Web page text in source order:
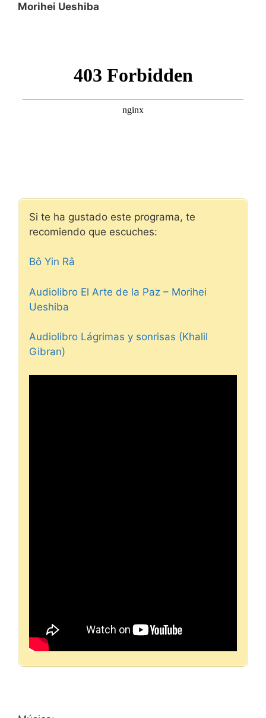
Morihei Ueshiba
Si te ha gustado este programa, te
recomiendo que escuches:
Bô Yin Râ
Audiolibro El Arte de la Paz – Morihei
Ueshiba
Audiolibro Lágrimas y sonrisas (Khalil
Gibran)